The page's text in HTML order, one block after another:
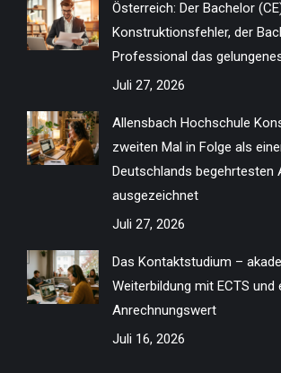
new
window
new
window
new
window
new
window
new
window
new
window
new
window
new
window
Österreich: Der Bachelor
Konstruktionsfehler, der
Professional das
Juli 27, 2026
Allensbach Hochschule
zweiten Mal in Folge als
Deutschlands begehrtesten
ausgezeichnet
Juli 27, 2026
Das Kontaktstudium –
Weiterbildung mit ECTS und
Anrechnungswert
Juli 16, 2026